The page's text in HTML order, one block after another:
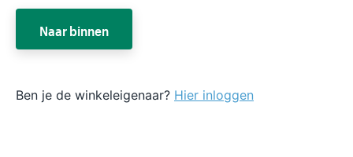
Naar binnen
Ben je de winkeleigenaar? Hier inloggen